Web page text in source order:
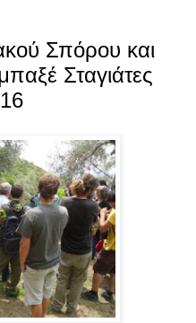
Σπόρου και
Σταγιάτες